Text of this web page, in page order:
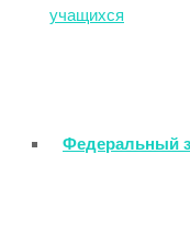
учащихся
Федеральный